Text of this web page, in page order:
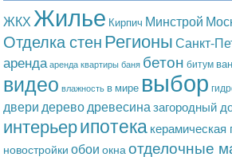
ЖКХ Жилье Кирпич Минстрой
Отделка стенРегионы Санкт-
аренда аренда квартиры баня бетон битум
видео влажность в мире выбор
двери дереводревесиназагородный
интерьерипотека керамическая
новостройки обои окна отделочные